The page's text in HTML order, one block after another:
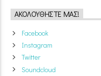
ΑΚΟΛΟΥΘΉΣΤΕ ΜΑΣ!
Facebook
Instagram
Twitter
Soundcloud